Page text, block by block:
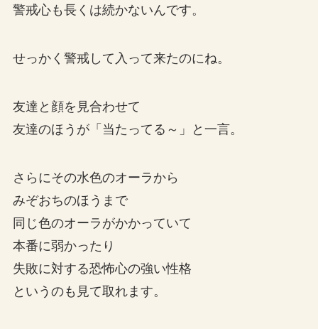
警戒心も長くは続かないんです。
せっかく警戒して入って来たのにね。
友達と顔を見合わせて
友達のほうが「当たってる～」と一言。
さらにその水色のオーラから
みぞおちのほうまで
同じ色のオーラがかかっていて
本番に弱かったり
失敗に対する恐怖心の強い性格
というのも見て取れます。